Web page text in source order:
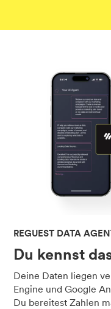
REGUEST DATA
Du kennst
Deine Daten liegen
Engine und Google
Du bereitest Zahlen